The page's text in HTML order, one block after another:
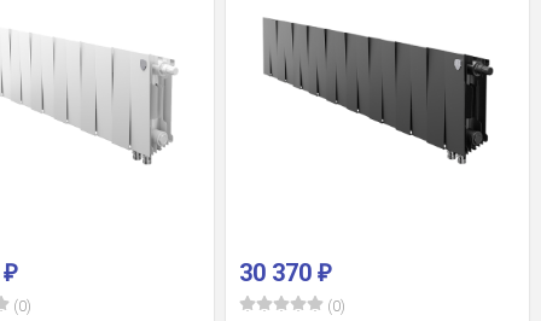
₽
(0)
30 370₽
(0)